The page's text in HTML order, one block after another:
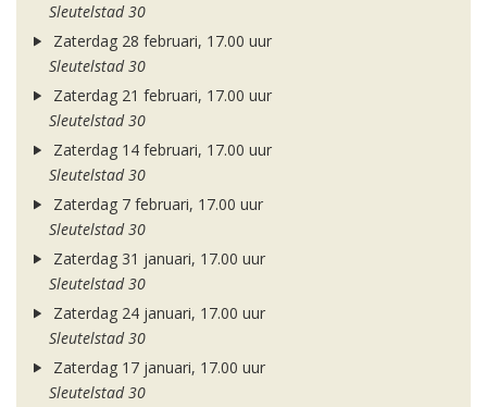
Sleutelstad 30
Zaterdag 28 februari, 17.00 uur
Sleutelstad 30
Zaterdag 21 februari, 17.00 uur
Sleutelstad 30
Zaterdag 14 februari, 17.00 uur
Sleutelstad 30
Zaterdag 7 februari, 17.00 uur
Sleutelstad 30
Zaterdag 31 januari, 17.00 uur
Sleutelstad 30
Zaterdag 24 januari, 17.00 uur
Sleutelstad 30
Zaterdag 17 januari, 17.00 uur
Sleutelstad 30